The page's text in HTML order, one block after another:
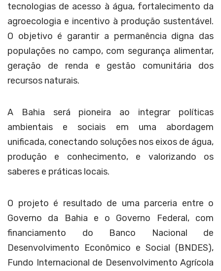
tecnologias de acesso à água, fortalecimento da
agroecologia e incentivo à produção sustentável.
O objetivo é garantir a permanência digna das
populações no campo, com segurança alimentar,
geração de renda e gestão comunitária dos
recursos naturais.
A Bahia será pioneira ao integrar políticas
ambientais e sociais em uma abordagem
unificada, conectando soluções nos eixos de água,
produção e conhecimento, e valorizando os
saberes e práticas locais.
O projeto é resultado de uma parceria entre o
Governo da Bahia e o Governo Federal, com
financiamento do Banco Nacional de
Desenvolvimento Econômico e Social (BNDES),
Fundo Internacional de Desenvolvimento Agrícola